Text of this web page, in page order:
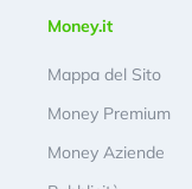
Money.it
Mappa del Sito
Money Premium
Money Aziende